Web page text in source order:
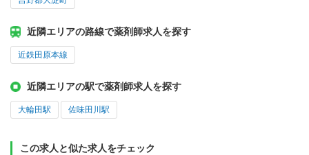
近隣エリアの路線で薬剤師求人を探す
近鉄田原本線
近隣エリアの駅で薬剤師求人を探す
大輪田駅 佐味田川駅
この求人と似た求人をチェック